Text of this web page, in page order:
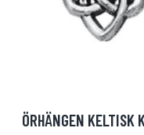
ÖRHÄNGEN KELTISK